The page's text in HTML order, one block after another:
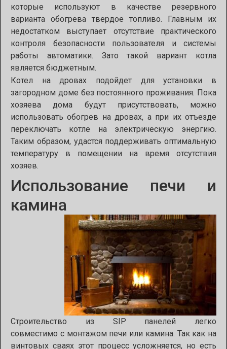
которые используют в качестве резервного
варианта обогрева твердое топливо. Главным их
недостатком выступает отсутствие практического
контроля безопасности пользователя и системы
работы автоматики. Зато такой вариант котла
является бюджетным.
Котел на дровах подойдет для установки в
загородном доме без постоянного проживания. Пока
хозяева дома будут присутствовать, можно
использовать обогрев на дровах, а при их отъезде
переключать котле на электрическую энергию.
Таким образом, удастся поддерживать оптимальную
температуру в помещении на время отсутствия
хозяев.
Использование печи и
камина
Строительство из SIP панелей
легко
совместимо с монтажом печи или камина. Таккак на
винтовых сваях этот процесс усложняется, но есть